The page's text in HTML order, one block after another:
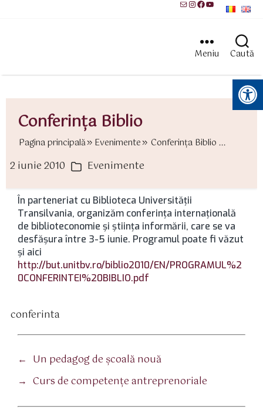
MailInstagram
Facebook
YouTube
Meniu Caută
Instrumente pentru accesibilitate
Conferinţa Biblio
Pagina principală Evenimente Conferinţa Biblio ...
2 iunie 2010 Categorii
Evenimente
În parteneriat cu Biblioteca Universităţii
Transilvania, organizăm conferinţa internaţională
de biblioteconomie şi ştiinţa informării, care se va
desfăşura între 3-5 iunie. Programul poate fi văzut
şi aici
http://but.unitbv.ro/biblio2010/EN/PROGRAMUL%2
0CONFERINTEI%20BIBLIO.pdf
conferinta
← Un pedagog de şcoală nouă
→ Curs de competenţe antreprenoriale